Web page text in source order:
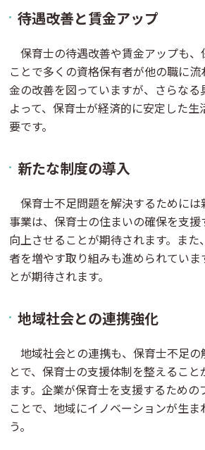
待遇改善と賃金アップ
保育士の待遇改善や賃金アップも
ことで多くの資格保有者が他の職に
金の改善を図っていますが、さらな
よって、保育士が経済的に安定した
要です。
新たな制度の導入
保育士不足問題を解決するために
事業は、保育士の住まいの確保を支
向上させることが期待されます。ま
者を増やす取り組みも進められてい
とが期待されます。
地域社会との連携強化
地域社会との連携も、保育士不足
とで、保育士の支援体制を整えるこ
ます。企業が保育士を支援するため
ことで、地域にイノベーションが生
う。